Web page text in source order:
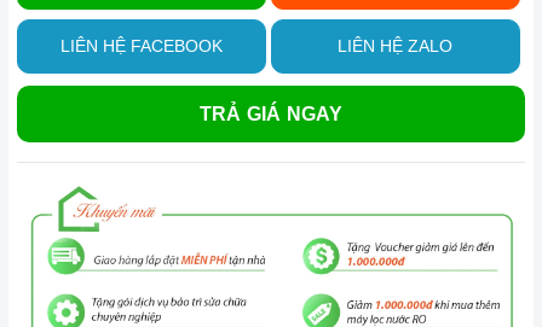
LIÊN HỆ FACEBOOK LIÊN HỆ ZALO
TRẢ GIÁ NGAY